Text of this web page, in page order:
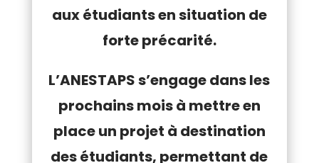
aux étudiants en situation de
forte précarité.
L’ANESTAPS s’engage dans les
prochains mois à mettre en
place un projet à destination
des étudiants, permettant de